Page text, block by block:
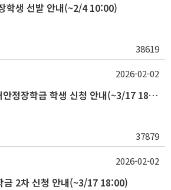
학생 선발 안내(~2/4 10:00)
38619
2026-1학기 2차 주거안정장학금 학생 신청 안내(~3/17 18:00)
37879
2026-02-02
금 2차 신청 안내(~3/17 18:00)
2026-02-02